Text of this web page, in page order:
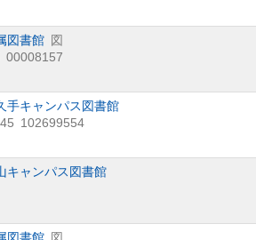
図書館 図
00008157
手キャンパス図書館
102699554
キャンパス図書館
図書館 図